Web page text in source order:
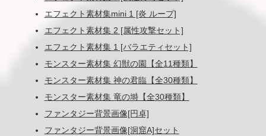
エフェクト素材集mini 1 [炎 ループ]
エフェクト素材集 2 [属性攻撃セット]
エフェクト素材集 1 [バラエティセット]
モンスター素材集 幻獣の園【全11種類】
モンスター素材集 神の君臨【全30種類】
モンスター素材集 竜の塒【全30種類】
ファンタジー背景画像[円卓]
ファンタジー背景画像[洞窟A]セット